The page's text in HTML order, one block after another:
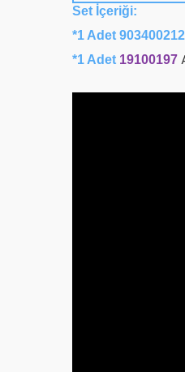
Set İçeriği:
*1 Adet
*1 Adet 19100197